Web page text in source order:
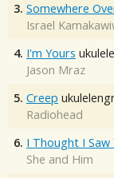
3. Somewhere
Israel
4. I'm Yours
Jason Mraz
5. Creep
Radiohead
6. I Thought I Saw
She and Him